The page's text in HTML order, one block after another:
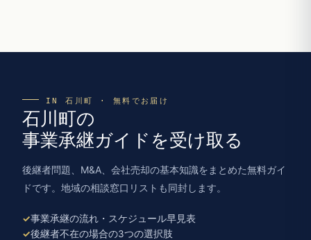
IN 石川町 · 無料でお届け
石川町の
事業承継ガイドを受け取る
後継者問題、M&A、会社売却の基本知識をまとめた無料ガイ
ドです。地域の相談窓口リストも同封します。
事業承継の流れ・スケジュール早見表
後継者不在の場合の3つの選択肢